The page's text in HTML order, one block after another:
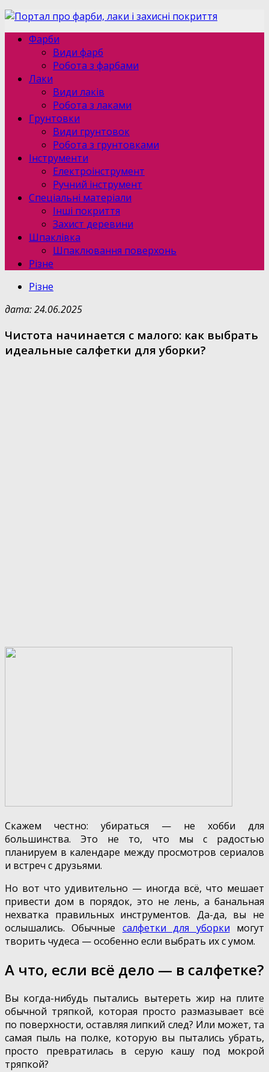
Фарби
Види фарб
Робота з фарбами
Лаки
Види лаків
Робота з лаками
Грунтовки
Види грунтовок
Робота з грунтовками
Інструменти
Електроінструмент
Ручний інструмент
Спеціальні матеріали
Інші покриття
Захист деревини
Шпаклівка
Шпаклювання поверхонь
Різне
Різне
дата: 24.06.2025
Чистота начинается с малого: как выбрать
идеальные салфетки для уборки?
Скажем честно: убираться — не хобби для
большинства. Это не то, что мы с радостью
планируем в календаре между просмотров сериалов
и встреч с друзьями.
Но вот что удивительно — иногда всё, что мешает
привести дом в порядок, это не лень, а банальная
нехватка правильных инструментов. Да-да, вы не
ослышались. Обычные салфетки для уборки могут
творить чудеса — особенно если выбрать их с умом.
А что, если всё дело — в салфетке?
Вы когда-нибудь пытались вытереть жир на плите
обычной тряпкой, которая просто размазывает всё
по поверхности, оставляя липкий след? Или может, та
самая пыль на полке, которую вы пытались убрать,
просто превратилась в серую кашу под мокрой
тряпкой?